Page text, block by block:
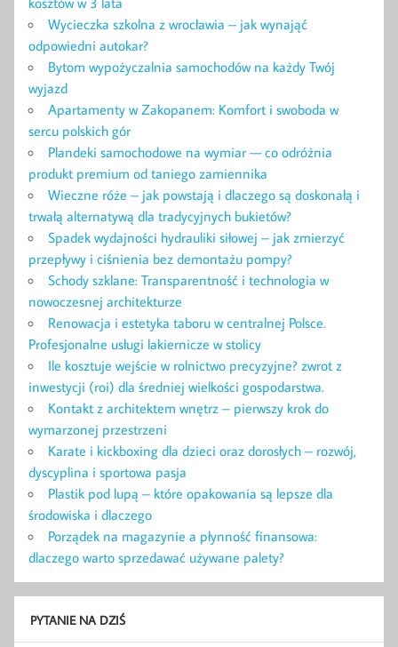
Wycieczka szkolna z wrocławia – jak wynająć
odpowiedni autokar?
Bytom wypożyczalnia samochodów na każdy Twój
wyjazd
Apartamenty w Zakopanem: Komfort i swoboda w
sercu polskich gór
Plandeki samochodowe na wymiar — co odróżnia
produkt premium od taniego zamiennika
Wieczne róże – jak powstają i dlaczego są doskonałą i
trwałą alternatywą dla tradycyjnych bukietów?
Spadek wydajności hydrauliki siłowej – jak zmierzyć
przepływy i ciśnienia bez demontażu pompy?
Schody szklane: Transparentność i technologia w
nowoczesnej architekturze
Renowacja i estetyka taboru w centralnej Polsce.
Profesjonalne usługi lakiernicze w stolicy
Ile kosztuje wejście w rolnictwo precyzyjne? zwrot z
inwestycji (roi) dla średniej wielkości gospodarstwa.
Kontakt z architektem wnętrz – pierwszy krok do
wymarzonej przestrzeni
Karate i kickboxing dla dzieci oraz dorosłych – rozwój,
dyscyplina i sportowa pasja
Plastik pod lupą – które opakowania są lepsze dla
środowiska i dlaczego
Porządek na magazynie a płynność finansowa:
dlaczego warto sprzedawać używane palety?
PYTANIE NA DZIŚ